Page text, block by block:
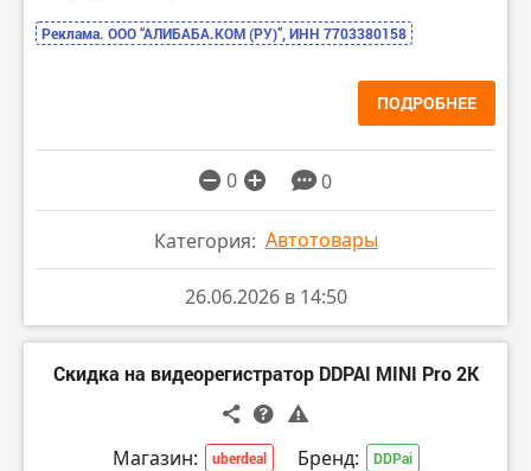
Реклама. ООО “АЛИБАБА.КОМ (РУ)”, ИНН 7703380158
ПОДРОБНЕЕ
0 0
Категория: Автотовары
26.06.2026 в 14:50
Скидка на видеорегистратор DDPAI MINI Pro 2K
Магазин: uberdeal Бренд: DDPai